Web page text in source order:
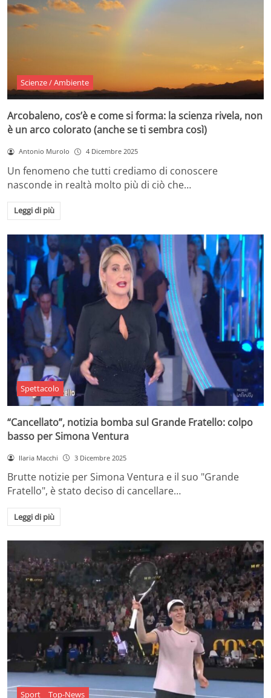
Scienze / Ambiente
Arcobaleno, cos’è e come si forma: la scienza rivela, non
è un arco colorato (anche se ti sembra così)
Antonio Murolo 4 Dicembre 2025
Un fenomeno che tutti crediamo di conoscere
nasconde in realtà molto più di ciò che…
Leggi di più
Spettacolo
“Cancellato”, notizia bomba sul Grande Fratello: colpo
basso per Simona Ventura
Ilaria Macchi 3 Dicembre 2025
Brutte notizie per Simona Ventura e il suo "Grande
Fratello", è stato deciso di cancellare…
Leggi di più
Sport Top-News